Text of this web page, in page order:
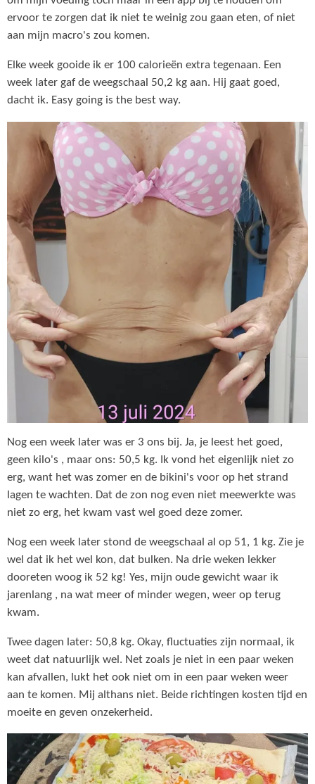
ervoor te zorgen dat ik niet te weinig zou gaan eten, of niet
aan mijn macro's zou komen.
Elke week gooide ik er 100 calorieën extra tegenaan. Een
week later gaf de weegschaal 50,2 kg aan. Hij gaat goed,
dacht ik. Easy going is the best way.
Nog een week later was er 3 ons bij. Ja, je leest het goed,
geen kilo's , maar ons: 50,5 kg. Ik vond het eigenlijk niet zo
erg, want het was zomer en de bikini's voor op het strand
lagen te wachten. Dat de zon nog even niet meewerkte was
niet zo erg, het kwam vast wel goed deze zomer.
Nog een week later stond de weegschaal al op 51, 1 kg. Zie je
wel dat ik het wel kon, dat bulken. Na drie weken lekker
dooreten woog ik 52 kg! Yes, mijn oude gewicht waar ik
jarenlang , na wat meer of minder wegen, weer op terug
kwam.
Twee dagen later: 50,8 kg. Okay, fluctuaties zijn normaal, ik
weet dat natuurlijk wel. Net zoals je niet in een paar weken
kan afvallen, lukt het ook niet om in een paar weken weer
aan te komen. Mij althans niet. Beide richtingen kosten tijd en
moeite en geven onzekerheid.